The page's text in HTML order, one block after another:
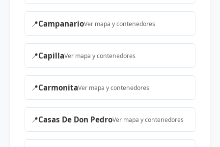
📍CampanarioVer mapa y contenedores
📍CapillaVer mapa y contenedores
📍CarmonitaVer mapa y contenedores
📍Casas De Don PedroVer mapa y contenedores